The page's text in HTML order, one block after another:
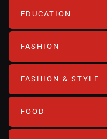
EDUCATION
FASHION
FASHION & STYLE
FOOD